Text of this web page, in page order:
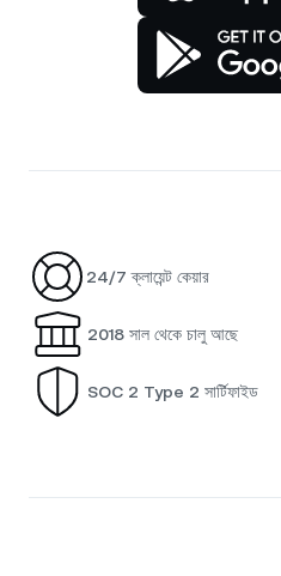
24/7 ক্লায়েন্ট কেয়ার
2018 সাল থেকে চালু আছে
SOC 2 Type 2 সার্টিফাইড